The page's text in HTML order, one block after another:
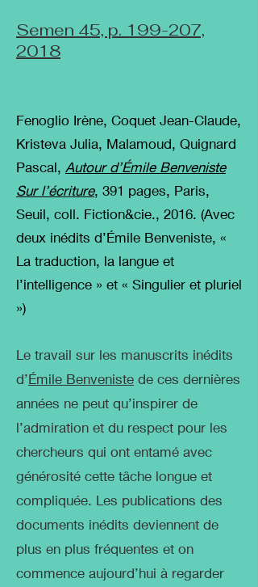
Semen 45, p. 199-207,
2018
Fenoglio Irène, Coquet Jean-Claude,
Kristeva Julia, Malamoud, Quignard
Pascal, Autour d’Émile Benveniste
Sur l’écriture, 391 pages, Paris,
Seuil, coll. Fiction&cie., 2016. (Avec
deux inédits d’Émile Benveniste, «
La traduction, la langue et
l’intelligence » et « Singulier et pluriel
»)
Le travail sur les manuscrits inédits
d’Émile Benveniste de ces dernières
années ne peut qu’inspirer de
l’admiration et du respect pour les
chercheurs qui ont entamé avec
générosité cette tâche longue et
compliquée. Les publications des
documents inédits deviennent de
plus en plus fréquentes et on
commence aujourd’hui à regarder